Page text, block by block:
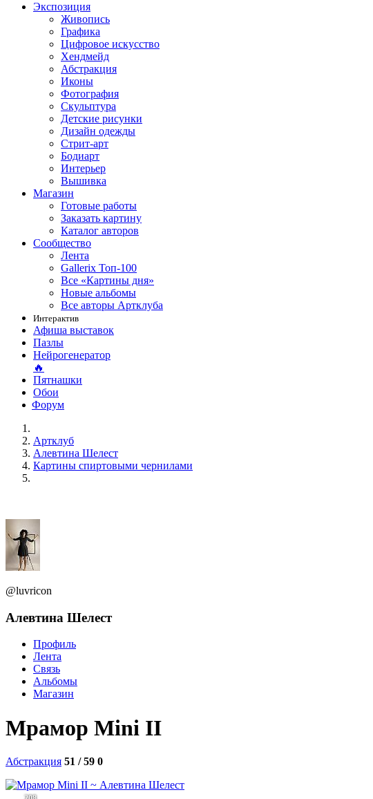
Экспозиция
Живопись
Графика
Цифровое искусство
Хендмейд
Абстракция
Иконы
Фотография
Скульптура
Детские рисунки
Дизайн одежды
Стрит-арт
Бодиарт
Интерьер
Вышивка
Магазин
Готовые работы
Заказать картину
Каталог авторов
Сообщество
Лента
Gallerix Топ-100
Все «Картины дня»
Новые альбомы
Все авторы Артклуба
Интерактив
Афиша выставок
Пазлы
Нейрогенератор
🔥
Пятнашки
Обои
Форум
Артклуб
Алевтина Шелест
Картины спиртовыми чернилами
@luvricon
Алевтина Шелест
Профиль
Лента
Связь
Альбомы
Магазин
Мрамор Mini II
Абстракция 51 / 59 0